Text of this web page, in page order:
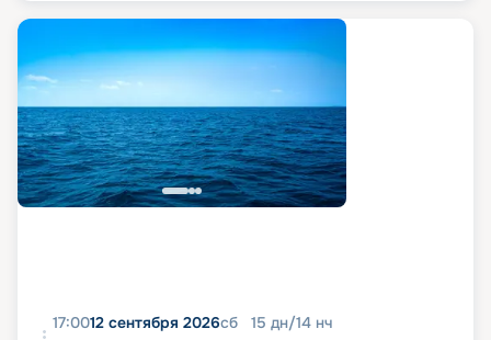
17:0012 сентября 2026сб 15 дн/14 нч